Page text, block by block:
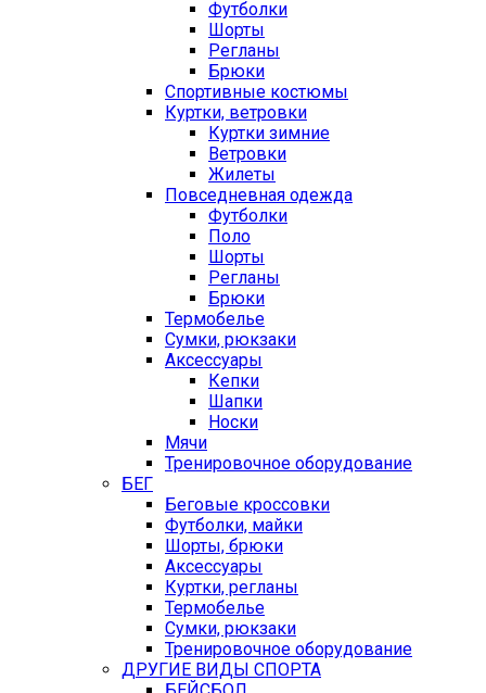
Футболки
Шорты
Регланы
Брюки
Спортивные костюмы
Куртки, ветровки
Куртки зимние
Ветровки
Жилеты
Повседневная одежда
Футболки
Поло
Шорты
Регланы
Брюки
Термобелье
Сумки, рюкзаки
Аксессуары
Кепки
Шапки
Носки
Мячи
Тренировочное оборудование
БЕГ
Беговые кроссовки
Футболки, майки
Шорты, брюки
Аксессуары
Куртки, регланы
Термобелье
Сумки, рюкзаки
Тренировочное оборудование
ДРУГИЕ ВИДЫ СПОРТА